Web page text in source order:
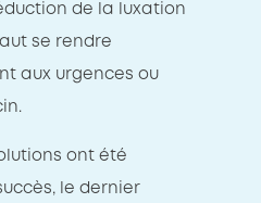
de la luxation
se rendre
aux urgences ou
ont été
le dernier